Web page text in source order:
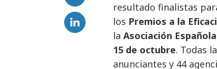
resultado finalistas
los Premios a la
la Asociación
15 de octubre. Todas
anunciantes y 44